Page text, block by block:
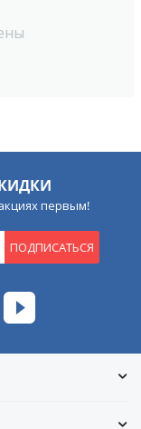
первым!
ПОДПИСАТЬСЯ